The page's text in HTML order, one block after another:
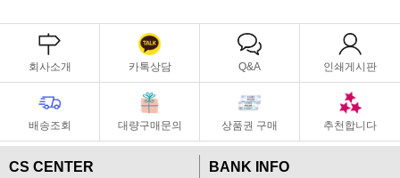
회사소개 카톡상담 Q&A 인쇄게시판
배송조회 대량구매문의 상품권 구매 추천합니다
CS CENTER
BANK INFO